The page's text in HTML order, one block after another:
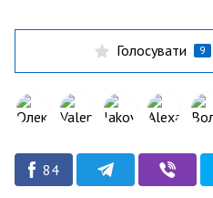
Голосувати 9
84